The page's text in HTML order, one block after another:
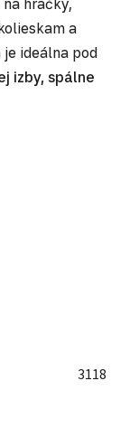
hračky,
a
je ideálna pod
izby, spálne
3118